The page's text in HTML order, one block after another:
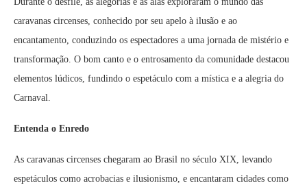
caravanas circenses, conhecido por seu apelo à ilusão e ao
encantamento, conduzindo os espectadores a uma jornada de mistério e
transformação. O bom canto e o entrosamento da comunidade destacou
elementos lúdicos, fundindo o espetáculo com a mística e a alegria do
Carnaval.
Entenda o Enredo
As caravanas circenses chegaram ao Brasil no século XIX, levando
espetáculos como acrobacias e ilusionismo, e encantaram cidades como